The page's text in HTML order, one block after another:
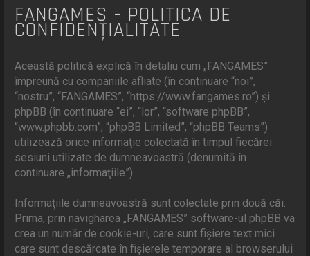
FANGAMES - POLITICA DE
CONFIDENŢIALITATE
Această politică explică în detaliu cum „FANGAMES”
împreună cu companiile afliate (în continuare “noi”,
“nostru”, “FANGAMES”, “https://www.fangames.ro”) şi
phpBB (în continuare “ei”, “lor”, “software phpBB”,
“www.phpbb.com”, “phpBB Limited”, “phpBB Teams”)
utilizează orice informaţie colectată în timpul fiecărei
sesiuni utilizate de dumneavoastră (denumită în
continuare „informaţiile”).
Informaţiile dumneavoastră sunt colectate prin două căi.
Prima, prin navigharea „FANGAMES” software-ul phpBB va
crea un număr de cookie-uri, care sunt fişiere text mici
care sunt descărcate în fişierele temporare al browserului